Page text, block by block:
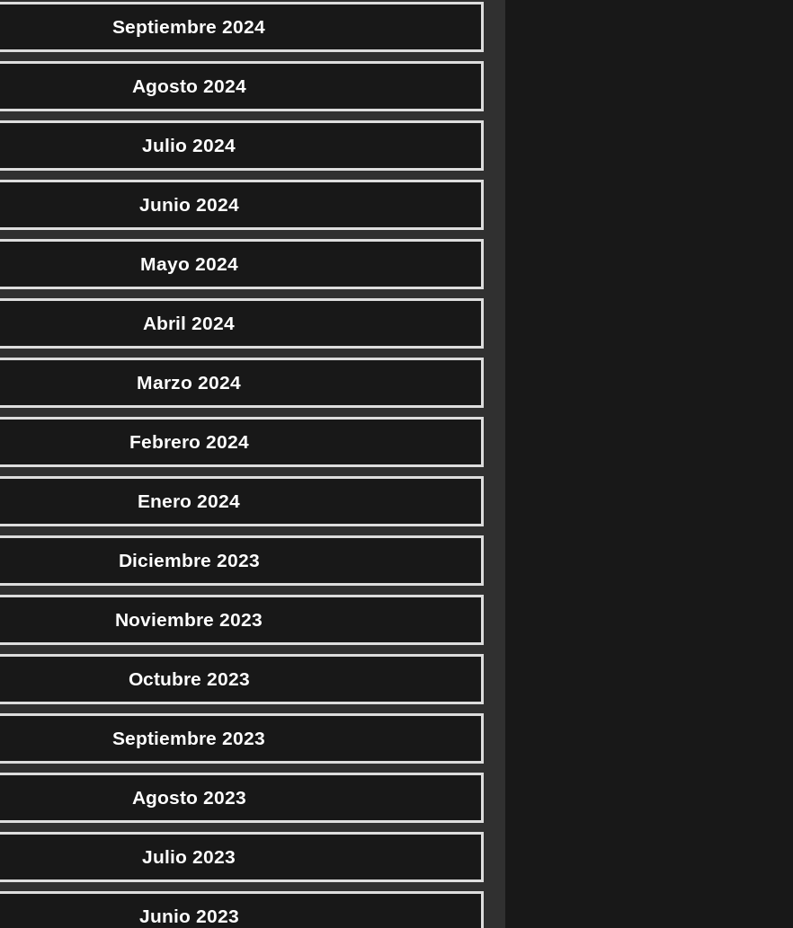
Septiembre 2024
Agosto 2024
Julio 2024
Junio 2024
Mayo 2024
Abril 2024
Marzo 2024
Febrero 2024
Enero 2024
Diciembre 2023
Noviembre 2023
Octubre 2023
Septiembre 2023
Agosto 2023
Julio 2023
Junio 2023